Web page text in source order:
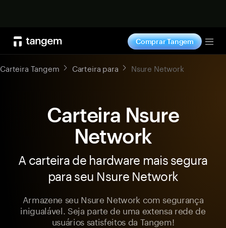
Comprar Tangem
Carteira Tangem Carteira para Nsure Network
Carteira Nsure
Network
A carteira de hardware mais segura
para seu Nsure Network
Armazene seu Nsure Network com segurança
inigualável. Seja parte de uma extensa rede de
usuários satisfeitos da Tangem!